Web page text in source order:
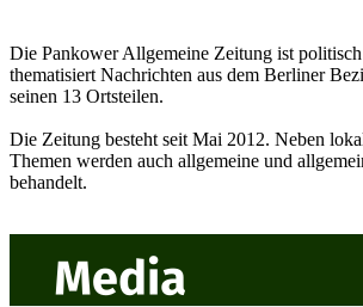
Die Pankower Allgemeine Zeitung ist
thematisiert Nachrichten aus dem Berliner
seinen 13 Ortsteilen.
Die Zeitung besteht seit Mai 2012. Neben
Themen werden auch allgemeine und
behandelt.